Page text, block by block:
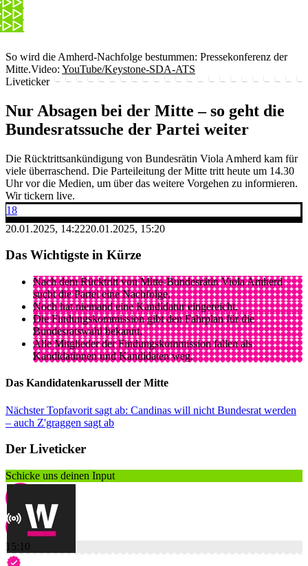
So wird die Amherd-Nachfolge bestummen: Pressekonferenz der
Mitte.Video: YouTube/Keystone-SDA-ATS
Liveticker
Nur Absagen bei der Mitte – so geht die
Bundesratssuche der Partei weiter
Die Rücktrittsankündigung von Bundesrätin Viola Amherd kam für
viele überraschend. Die Parteileitung der Mitte tritt heute um 14.30
Uhr vor die Medien, um über das weitere Vorgehen zu informieren.
Wir tickern live.
18
20.01.2025, 14:2220.01.2025, 15:20
Das Wichtigste in Kürze
Nach dem Rücktritt von Mitte-Bundesrätin Viola Amherd
sucht die Partei eine Nachfolge.
Noch hat niemand eine Kandidatur eingereicht.
Die Findungskommission gibt den Fahrplan für die
Bundesratswahl bekannt.
Alle Mitglieder der Findungskommission fallen als
Kandidatinnen und Kandidaten weg.
Das Kandidatenkarussell der Mitte
Nächster Topfavorit sagt ab: Candinas will nicht Bundesrat werden
– auch Z'graggen sagt ab
Der Liveticker
Schicke uns deinen Input
15:10